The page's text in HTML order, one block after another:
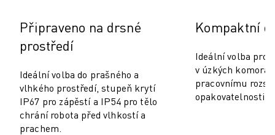
CHYTRÁ TOVÁRNÍ ŘEŠENÍ PRO ZVÝŠENÍ EFEKTIVITY VÝROBY (IOT)
REGISTRACE PRODUKTU " PORTÁL FANUC
ŘEŠENÍ
ODVĚTVÍ
ODVĚTVÍ
LETECTVÍ
Připraveno na drsné
prostředí
Ideální volba do prašného a
vlhkého prostředí, stupeň krytí
IP67 pro zápěstí a IP54 pro tělo
chrání robota před vlhkostí a
prachem.
Kompaktní
Ideální volba pro
v úzkých
pracovnímu
opakovatelnosti ±